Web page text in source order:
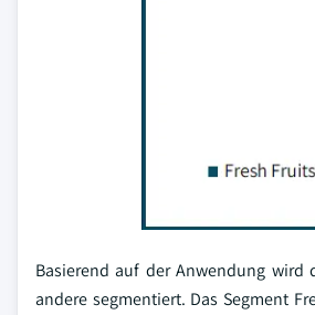
Basierend auf der Anwendung wird
andere segmentiert. Das Segment